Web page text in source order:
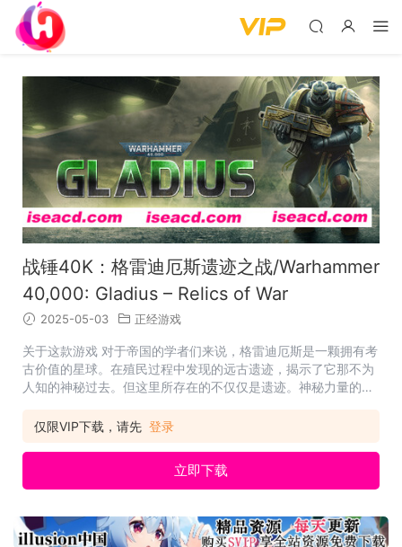
战锤40K：格雷迪厄斯遗迹之战/Warhammer
40,000: Gladius – Relics of War
2025-05-03 正经游戏
关于这款游戏 对于帝国的学者们来说，格雷迪厄斯是一颗拥有考
古价值的星球。在殖民过程中发现的远古遗迹，揭示了它那不为
人知的神秘过去。但这里所存在的不仅仅是遗迹。神秘力量的觉
生死的艰难战争之中。 格雷迪厄斯曾经是和平的象征，但现在这
进入一个
仅限VIP下载，请先 登录
立即下载